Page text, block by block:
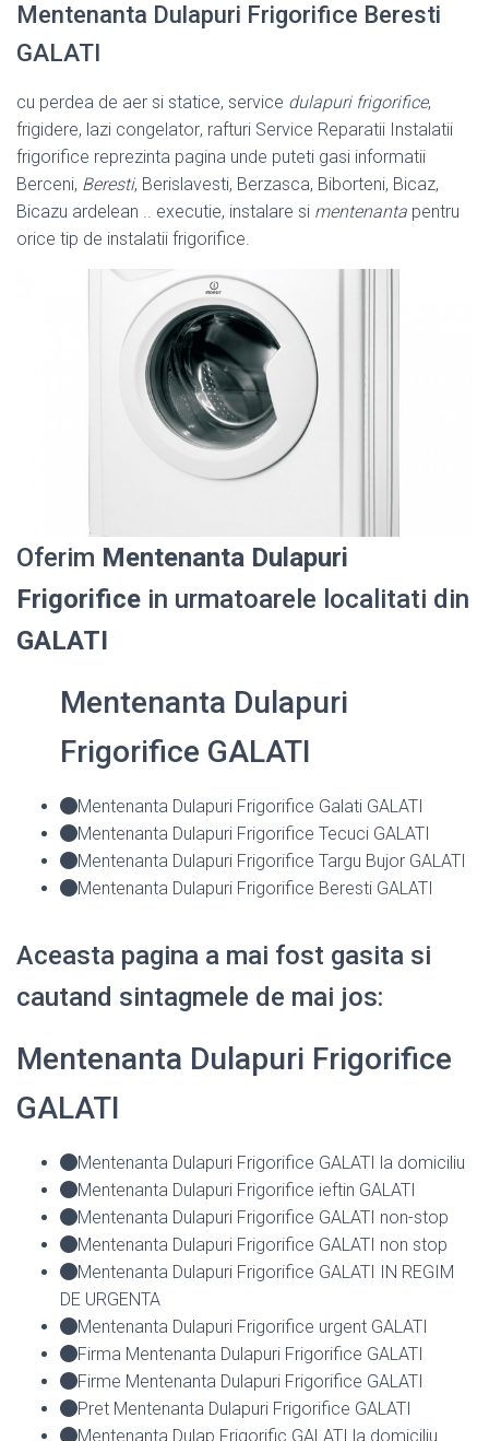
Mentenanta Dulapuri Frigorifice Beresti
GALATI
cu perdea de aer si statice, service dulapuri frigorifice,
frigidere, lazi congelator, rafturi Service Reparatii Instalatii
frigorifice reprezinta pagina unde puteti gasi informatii
Berceni, Beresti, Berislavesti, Berzasca, Biborteni, Bicaz,
Bicazu ardelean .. executie, instalare si mentenanta pentru
orice tip de instalatii frigorifice.
Oferim Mentenanta Dulapuri
Frigorifice in urmatoarele localitati din
GALATI
Mentenanta Dulapuri
Frigorifice GALATI
Mentenanta Dulapuri Frigorifice Galati GALATI
Mentenanta Dulapuri Frigorifice Tecuci GALATI
Mentenanta Dulapuri Frigorifice Targu Bujor GALATI
Mentenanta Dulapuri Frigorifice Beresti GALATI
Aceasta pagina a mai fost gasita si
cautand sintagmele de mai jos:
Mentenanta Dulapuri Frigorifice
GALATI
Mentenanta Dulapuri Frigorifice GALATI la domiciliu
Mentenanta Dulapuri Frigorifice ieftin GALATI
Mentenanta Dulapuri Frigorifice GALATI non-stop
Mentenanta Dulapuri Frigorifice GALATI non stop
Mentenanta Dulapuri Frigorifice GALATI IN REGIM
DE URGENTA
Mentenanta Dulapuri Frigorifice urgent GALATI
Firma Mentenanta Dulapuri Frigorifice GALATI
Firme Mentenanta Dulapuri Frigorifice GALATI
Pret Mentenanta Dulapuri Frigorifice GALATI
Mentenanta Dulap Frigorific GALATI la domiciliu